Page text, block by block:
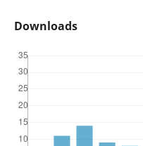
Downloads